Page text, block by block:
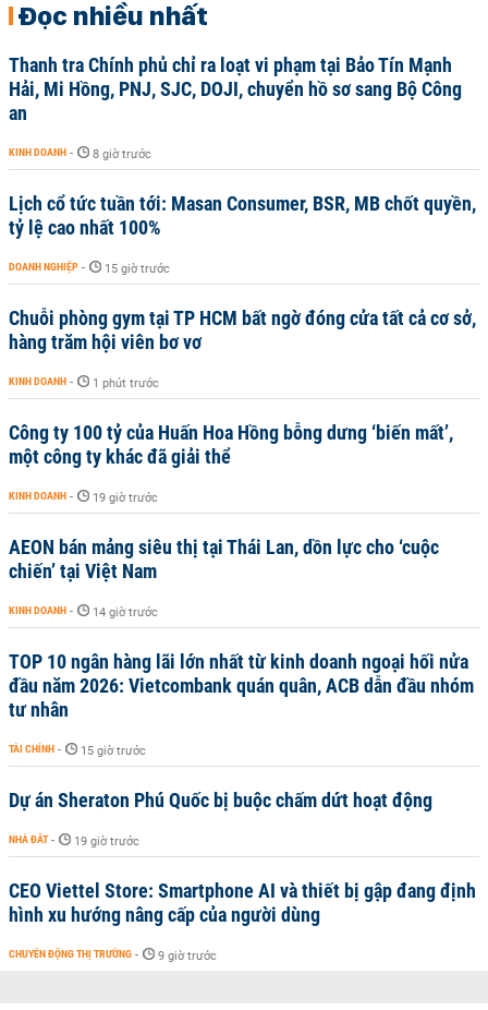
Đọc nhiều nhất
Thanh tra Chính phủ chỉ ra loạt vi phạm tại Bảo Tín Mạnh
Hải, Mi Hồng, PNJ, SJC, DOJI, chuyển hồ sơ sang Bộ Công
an
KINH DOANH - 8 giờ trước
Lịch cổ tức tuần tới: Masan Consumer, BSR, MB chốt quyền,
tỷ lệ cao nhất 100%
DOANH NGHIỆP - 15 giờ trước
Chuỗi phòng gym tại TP HCM bất ngờ đóng cửa tất cả cơ sở,
hàng trăm hội viên bơ vơ
KINH DOANH - 1 phút trước
Công ty 100 tỷ của Huấn Hoa Hồng bỗng dưng ‘biến mất’,
một công ty khác đã giải thể
KINH DOANH - 19 giờ trước
AEON bán mảng siêu thị tại Thái Lan, dồn lực cho ‘cuộc
chiến’ tại Việt Nam
KINH DOANH - 14 giờ trước
TOP 10 ngân hàng lãi lớn nhất từ kinh doanh ngoại hối nửa
đầu năm 2026: Vietcombank quán quân, ACB dẫn đầu nhóm
tư nhân
TÀI CHÍNH - 15 giờ trước
Dự án Sheraton Phú Quốc bị buộc chấm dứt hoạt động
NHÀ ĐẤT - 19 giờ trước
CEO Viettel Store: Smartphone AI và thiết bị gập đang định
hình xu hướng nâng cấp của người dùng
CHUYỂN ĐỘNG THỊ TRƯỜNG - 9 giờ trước